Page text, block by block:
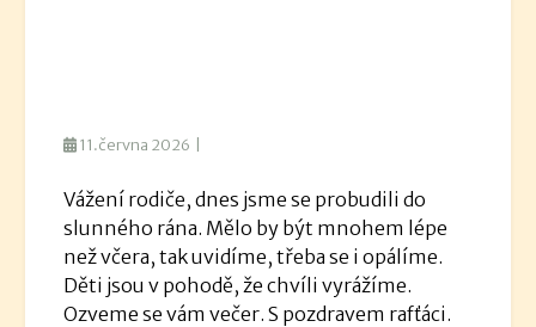
11.června 2026 |
Vážení rodiče, dnes jsme se probudili do
slunného rána. Mělo by být mnohem lépe
než včera, tak uvidíme, třeba se i opálíme.
Děti jsou v pohodě, že chvíli vyrážíme.
Ozveme se vám večer. S pozdravem rafťáci.